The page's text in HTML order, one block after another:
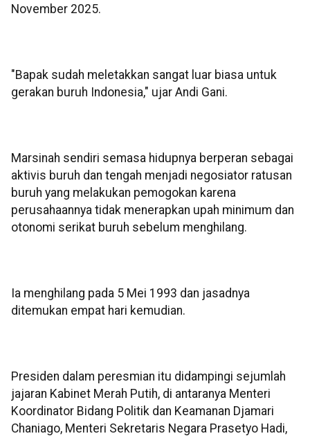
November 2025.
"Bapak sudah meletakkan sangat luar biasa untuk
gerakan buruh Indonesia," ujar Andi Gani.
Marsinah sendiri semasa hidupnya berperan sebagai
aktivis buruh dan tengah menjadi negosiator ratusan
buruh yang melakukan pemogokan karena
perusahaannya tidak menerapkan upah minimum dan
otonomi serikat buruh sebelum menghilang.
Ia menghilang pada 5 Mei 1993 dan jasadnya
ditemukan empat hari kemudian.
Presiden dalam peresmian itu didampingi sejumlah
jajaran Kabinet Merah Putih, di antaranya Menteri
Koordinator Bidang Politik dan Keamanan Djamari
Chaniago, Menteri Sekretaris Negara Prasetyo Hadi,